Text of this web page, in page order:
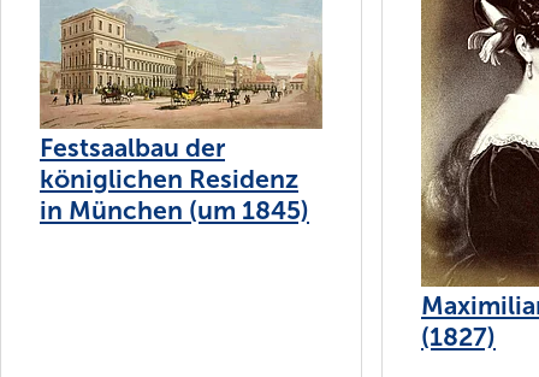
Festsaalbau der
königlichen Residenz
in München (um 1845)
(1827)